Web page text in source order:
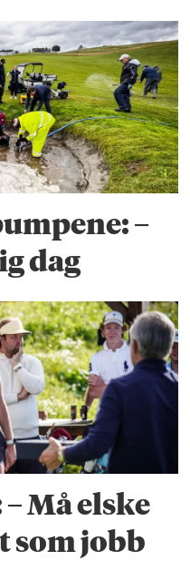
–
dag
Må elske
som jobb